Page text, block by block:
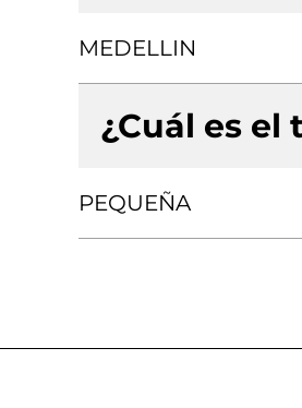
MEDELLIN
¿Cuál es el
PEQUEÑA